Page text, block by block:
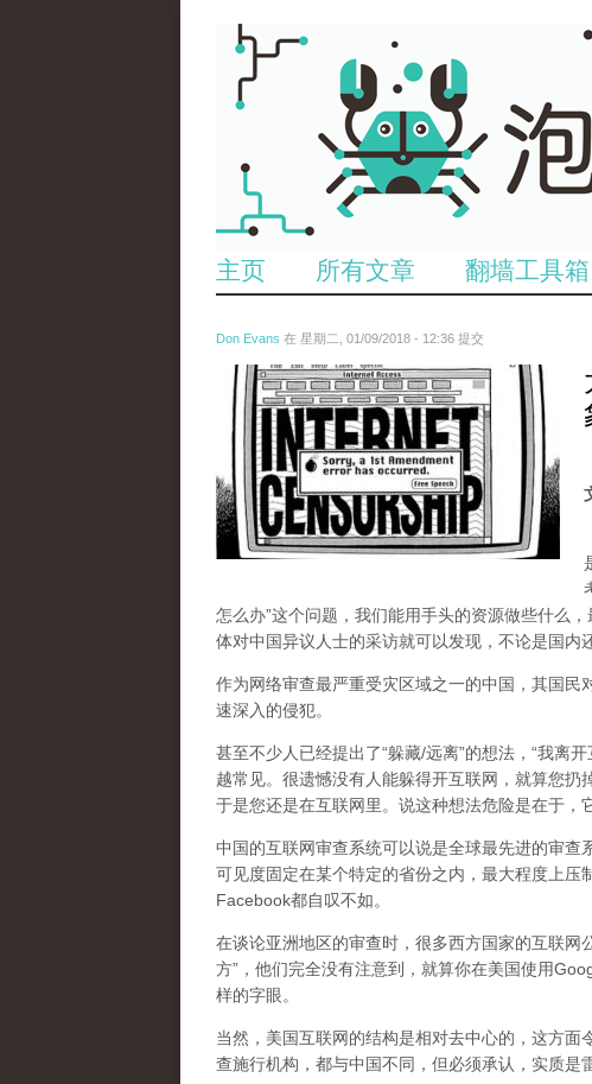
主页 所有文章 翻墙工具箱
Don Evans 在 星期二, 01/09/2018 - 12:36 提交
wechatimg866.jpeg
怎么办”这个问题，我们能用手头的资源做些什么
体对中国异议人士的采访就可以发现，不论是国内
作为网络审查最严重受灾区域之一的中国，其国
速深入的侵犯。
甚至不少人已经提出了“躲藏/远离”的想法，“我离
越常见。很遗憾没有人能躲得开互联网，就算您扔
于是您还是在互联网里。说这种想法危险是在于，
中国的互联网审查系统可以说是全球最先进的审
可见度固定在某个特定的省份之内，最大程度上压
Facebook都自叹不如。
在谈论亚洲地区的审查时，很多西方国家的互联网
方”，他们完全没有注意到， 就算你在美国使用
样的字眼。
当然，美国互联网的结构是相对去中心的，这方
查施行机构，都与中国不同，但必须承认， 实质是